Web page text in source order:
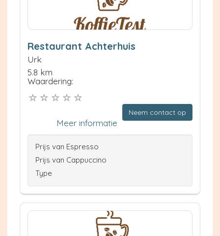
Restaurant Achterhuis
Urk
5.8 km
Waardering:
Neem contact op
Meer informatie
Prijs van Espresso
Prijs van Cappuccino
Type